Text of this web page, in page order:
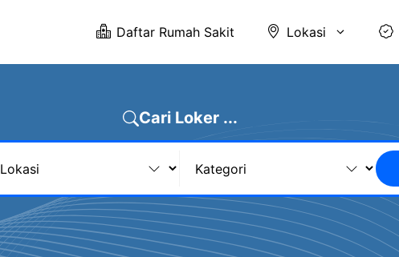
Daftar Rumah Sakit Lokasi
Cari Loker ...